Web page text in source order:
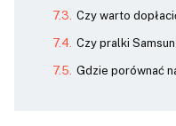
Czy warto
Czy pralki
Gdzie porównać